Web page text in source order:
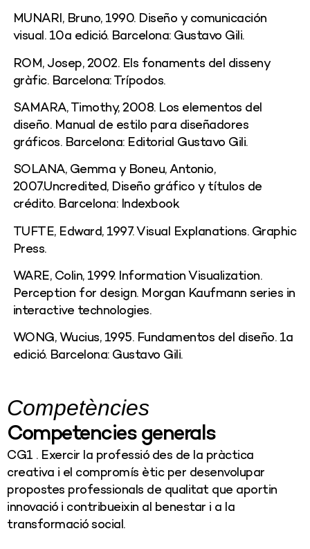
MUNARI, Bruno, 1990. Diseño y comunicación
visual. 10a edició. Barcelona: Gustavo Gili.
ROM, Josep, 2002. Els fonaments del disseny
gràfic. Barcelona: Trípodos.
SAMARA, Timothy, 2008. Los elementos del
diseño. Manual de estilo para diseñadores
gráficos. Barcelona: Editorial Gustavo Gili.
SOLANA, Gemma y Boneu, Antonio,
2007.Uncredited, Diseño gráfico y títulos de
crédito. Barcelona: Indexbook
TUFTE, Edward, 1997. Visual Explanations. Graphic
Press.
WARE, Colin, 1999. Information Visualization.
Perception for design. Morgan Kaufmann series in
interactive technologies.
WONG, Wucius, 1995. Fundamentos del diseño. 1a
edició. Barcelona: Gustavo Gili.
Competències
Competencies generals
CG1 . Exercir la professió des de la pràctica
creativa i el compromís ètic per desenvolupar
propostes professionals de qualitat que aportin
innovació i contribueixin al benestar i a la
transformació social.